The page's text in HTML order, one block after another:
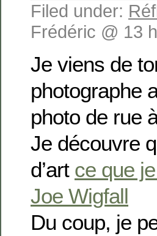
Filed under:
Frédéric @ 13
Je viens de
photographe
photo de rue
Je découvre
d’art ce que
Joe Wigfall
Du coup, je